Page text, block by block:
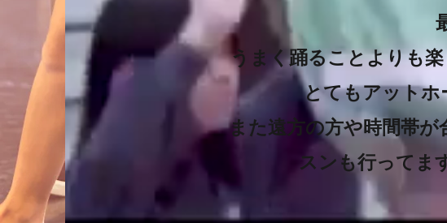
うまく踊ることよりも
とてもアットホ
また遠方の方や時間帯
スンも行ってま